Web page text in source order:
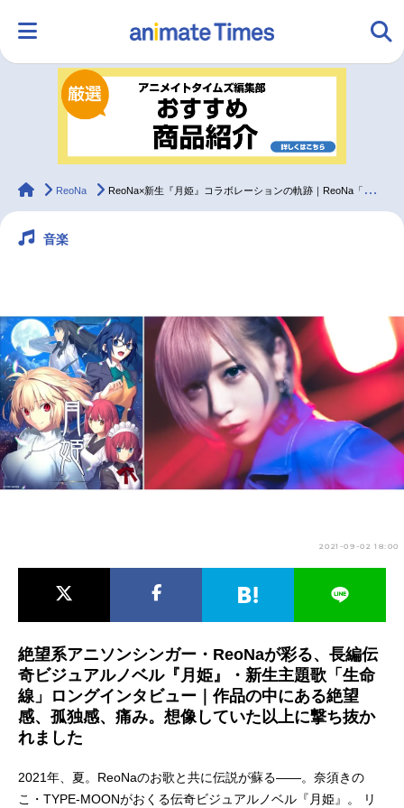
ランキング アニメ
ラジオ
2.5次元 配信・Vtuber トレンド
最新記事一覧
アニメ記事一覧 声優記事一覧
アニメ映画一覧 実写化映画一覧
今期アニメ曜日別一覧
男性声優/女性声優一覧
animateTimes
ReoNa ReoNa×新生『月姫』コラボレーションの軌跡｜ReoNa「生命線」インタビュー
音楽
2021-09-02 18:00
絶望系アニソンシンガー・ReoNaが彩る、長編伝
奇ビジュアルノベル『月姫』・新生主題歌「生命
線」ロングインタビュー｜作品の中にある絶望
感、孤独感、痛み。想像していた以上に撃ち抜か
れました
2021年、夏。ReoNaのお歌と共に伝説が蘇る――。奈須きの
こ・TYPE-MOONがおくる伝奇ビジュアルノベル『月姫』。 リ